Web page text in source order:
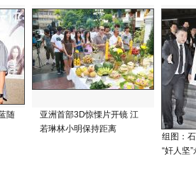
随
亚洲首部3D惊慄片开镜 江
若琳林小明保持距离
组图：
“奸人坚